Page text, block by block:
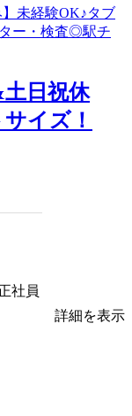
土日祝休
イズ！
社員
詳細を表示